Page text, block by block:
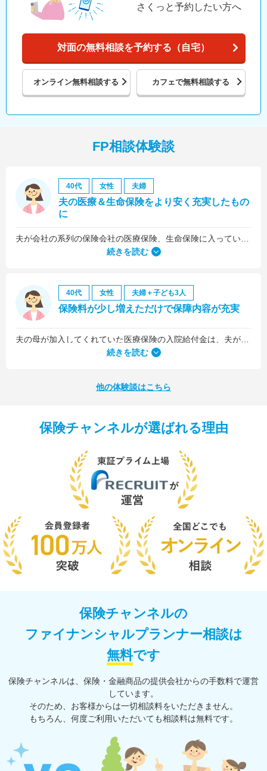
さくっと予約したい方へ
対面の無料相談を予約する（自宅）
オンライン無料相談する カフェで無料相談する
FP相談体験談
40代 女性 夫婦
夫の医療＆生命保険をより安く充実したもの
に
続きを読む
40代 女性 夫婦＋子ども3人
保険料が少し増えただけで保障内容が充実
続きを読む
他の体験談はこちら
保険チャンネルが選ばれる理由
保険チャンネルの
ファイナンシャルプランナー相談は
無料です
保険チャンネルは、保険・⾦融商品の提供会社からの⼿数料で運営
しています。
そのため、お客様からは一切相談料をいただきません。
もちろん、何度ご利⽤いただいても相談料は無料です。